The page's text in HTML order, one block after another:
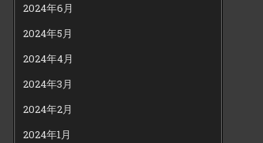
2024年6月
2024年5月
2024年4月
2024年3月
2024年2月
2024年1月